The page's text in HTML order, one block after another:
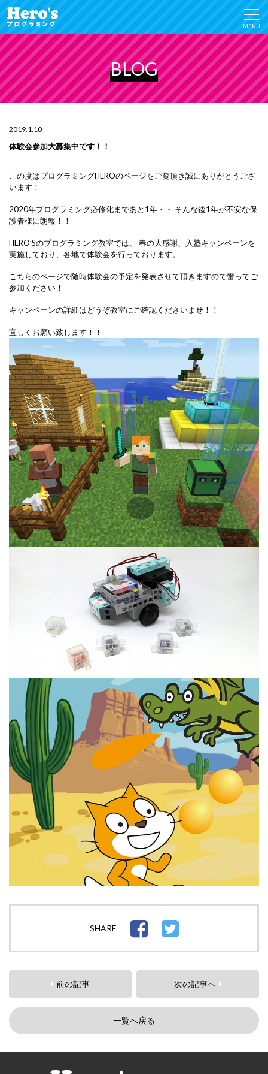
MENU
BLOG
2019.1.10
体験会参加大募集中です！！
この度はプログラミングHEROのページをご覧頂き誠にありがとうござ
います！
2020年プログラミング必修化まであと1年・・ そんな後1年が不安な保
護者様に朗報！！
HERO’Sのプログラミング教室では、
春の大感謝、入塾キャンペーンを
実施しており、各地で体験会を行っております。
こちらのページで随時体験会の予定を発表させて頂きますので奮ってご
参加ください！
キャンペーンの詳細はどうぞ教室にご確認くださいませ！！
宜しくお願い致します！！
SHARE
前の記事 次の記事へ
一覧へ戻る